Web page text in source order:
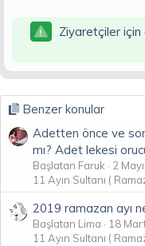
Ziyaretçiler için
Benzer konular
Adetten önce ve
mı? Adet lekesi
Başlatan Faruk 2
11 Ayın Sultanı (
2019 ramazan ayı
Başlatan Lima 18
11 Ayın Sultanı (